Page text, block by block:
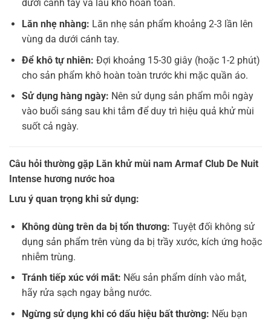
dưới cánh tay và lau khô hoàn toàn.
Lăn nhẹ nhàng: Lăn nhẹ sản phẩm khoảng 2-3 lần lên
vùng da dưới cánh tay.
Để khô tự nhiên: Đợi khoảng 15-30 giây (hoặc 1-2 phút)
cho sản phẩm khô hoàn toàn trước khi mặc quần áo.
Sử dụng hàng ngày: Nên sử dụng sản phẩm mỗi ngày
vào buổi sáng sau khi tắm để duy trì hiệu quả khử mùi
suốt cả ngày.
Câu hỏi thường gặp Lăn khử mùi nam Armaf Club De Nuit
Intense hương nước hoa
Lưu ý quan trọng khi sử dụng:
Không dùng trên da bị tổn thương: Tuyệt đối không sử
dụng sản phẩm trên vùng da bị trầy xước, kích ứng hoặc
nhiễm trùng.
Tránh tiếp xúc với mắt: Nếu sản phẩm dính vào mắt,
hãy rửa sạch ngay bằng nước.
Ngừng sử dụng khi có dấu hiệu bất thường: Nếu bạn